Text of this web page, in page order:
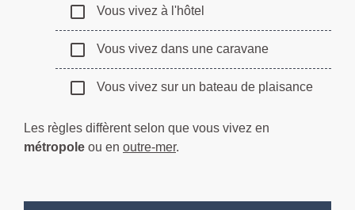
check_box_outline_blank Vous vivez à l'hôtel
check_box_outline_blank Vous vivez dans une caravane
check_box_outline_blank Vous vivez sur un bateau de plaisance
Les règles diffèrent selon que vous vivez en
métropole ou en outre-mer.